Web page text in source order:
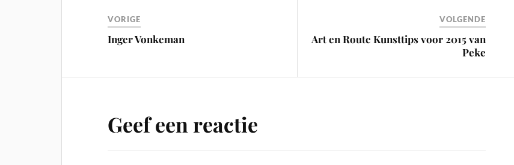
VORIGE
Inger Vonkeman
VOLGENDE
Art en Route Kunsttips voor 2015 van
Peke
Geef een reactie